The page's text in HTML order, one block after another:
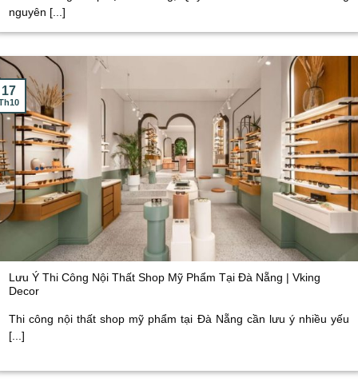
nguyên [...]
Lưu Ý Thi Công Nội Thất Shop Mỹ Phẩm Tại Đà Nẵng | Vking
Decor
Thi công nội thất shop mỹ phẩm tại Đà Nẵng cần lưu ý nhiều yếu
[...]
17